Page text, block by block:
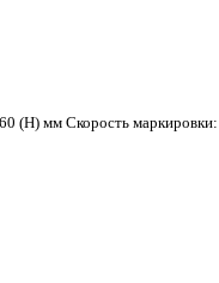
(H) мм Скорость